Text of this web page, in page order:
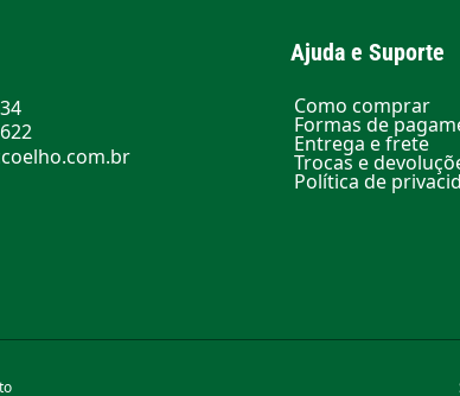
Ajuda e Suporte
Como comprar
Formas de
Entrega e frete
Trocas e
Política de